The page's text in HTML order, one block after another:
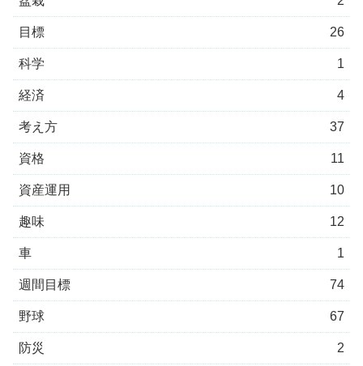
目標 26
科学 1
経済 4
考え方 37
資格 11
資産運用 10
趣味 12
車 1
週間目標 74
野球 67
防災 2